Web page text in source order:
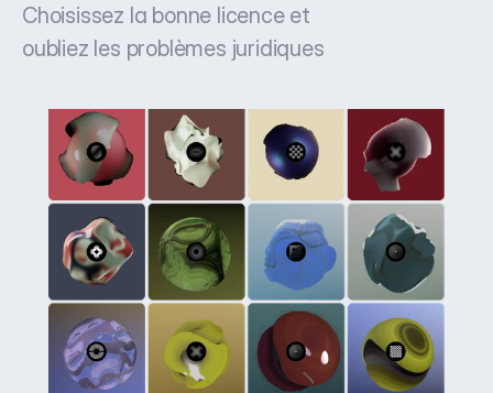
Choisissez la bonne licence et
oubliez les problèmes juridiques